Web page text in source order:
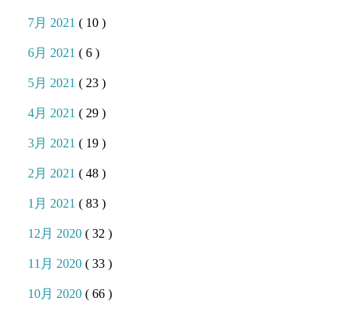
7月 2021( 10 )
6月 2021( 6 )
5月 2021( 23 )
4月 2021( 29 )
3月 2021( 19 )
2月 2021( 48 )
1月 2021( 83 )
12月 2020( 32 )
11月 2020( 33 )
10月 2020( 66 )